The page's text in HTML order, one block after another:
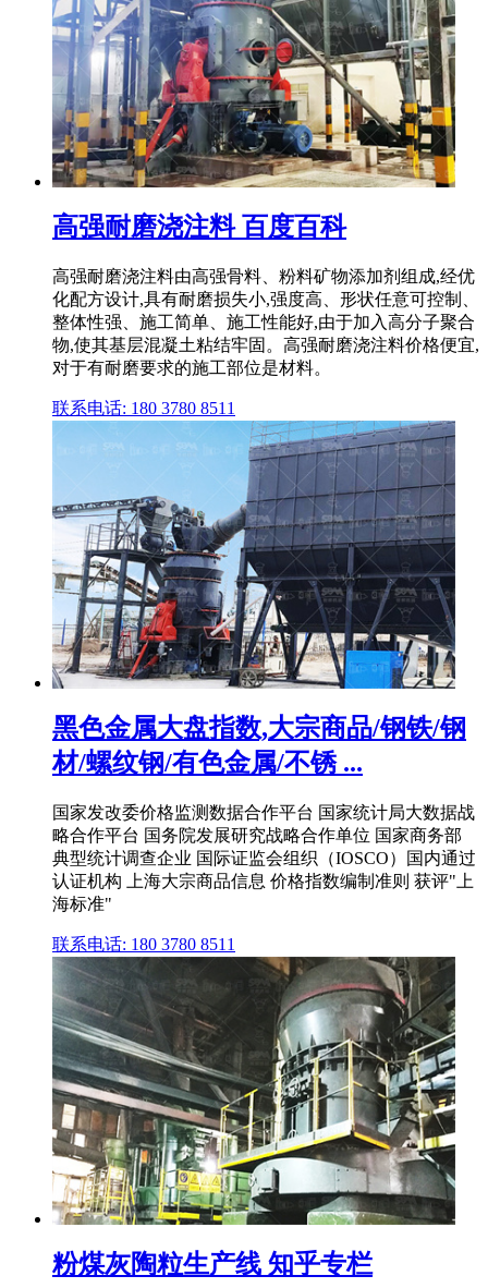
高强耐磨浇注料 百度百科
高强耐磨浇注料由高强骨料、粉料矿物添加剂组成,经优
化配方设计,具有耐磨损失小,强度高、形状任意可控制、
整体性强、施工简单、施工性能好,由于加入高分子聚合
物,使其基层混凝土粘结牢固。高强耐磨浇注料价格便宜,
对于有耐磨要求的施工部位是材料。
联系电话: 180 3780 8511
黑色金属大盘指数,大宗商品/钢铁/钢
材/螺纹钢/有色金属/不锈 ...
国家发改委价格监测数据合作平台 国家统计局大数据战
略合作平台 国务院发展研究战略合作单位 国家商务部
典型统计调查企业 国际证监会组织（IOSCO）国内通过
认证机构 上海大宗商品信息 价格指数编制准则 获评"上
海标准"
联系电话: 180 3780 8511
粉煤灰陶粒生产线 知乎专栏